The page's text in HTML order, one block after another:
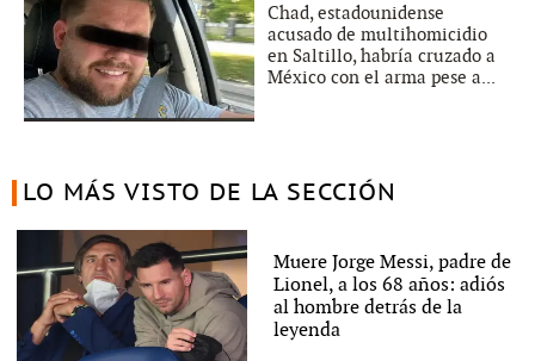
Chad, estadounidense
acusado de multihomicidio
en Saltillo, habría cruzado a
México con el arma pese a...
LO MÁS VISTO DE LA SECCIÓN
Muere Jorge Messi, padre de
Lionel, a los 68 años: adiós
al hombre detrás de la
leyenda